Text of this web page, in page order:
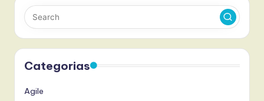
Categorias
Agile